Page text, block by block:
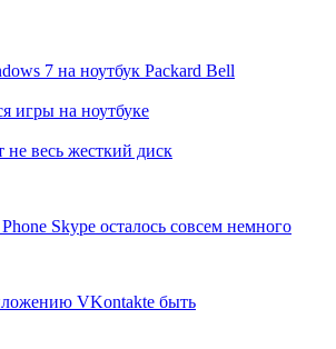
7 на ноутбук Packard Bell
игры на ноутбуке
не весь жесткий диск
Skype осталось совсем немного
VKontakte быть